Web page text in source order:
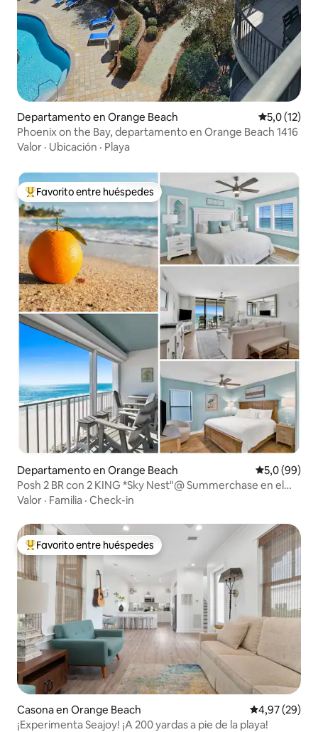
Departamento en Orange Beach Calificación
5,0 (12)
Phoenix on the Bay, departamento en Orange Beach 1416
Valor · Ubicación · Playa
Favorito entre los huéspedes más destacados
Favorito entre huéspedes
Departamento en Orange Beach Calificación
5,0 (99)
Posh 2 BR con 2 KING *Sky Nest"@ Summerchase en el
Golfo
Valor · Familia · Check-in
Favorito entre los huéspedes más destacados
Favorito entre huéspedes
Casona en Orange Beach Calificación
4,97 (29)
¡Experimenta Seajoy! ¡A 200 yardas a pie de la playa!